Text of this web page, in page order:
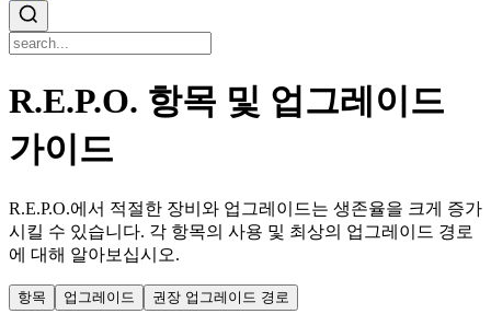
R.E.P.O. 항목 및 업그레이드
가이드
R.E.P.O.에서 적절한 장비와 업그레이드는 생존율을 크게 증가
시킬 수 있습니다. 각 항목의 사용 및 최상의 업그레이드 경로
에 대해 알아보십시오.
항목 업그레이드 권장 업그레이드 경로